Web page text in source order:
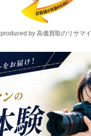
produced by 高価買取のリサマイ